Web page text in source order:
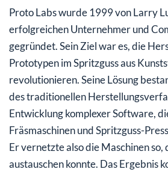
Proto Labs wurde 1999 von Larry
erfolgreichen Unternehmer und
gegründet. Sein Ziel war es, die
Prototypen im Spritzguss aus
revolutionieren. Seine Lösung
des traditionellen
Entwicklung komplexer Software,
Fräsmaschinen und Spritzguss-
Er vernetzte also die Maschinen so,
austauschen konnte. Das Ergebnis